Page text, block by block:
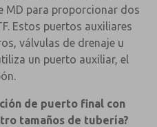
MD para proporcionar dos
Estos puertos auxiliares
válvulas de drenaje u
un puerto auxiliar, el
de puerto final con
tamaños de tubería?